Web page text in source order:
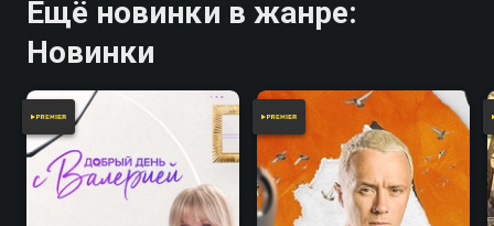
Ещё новинки в жанре:
Новинки